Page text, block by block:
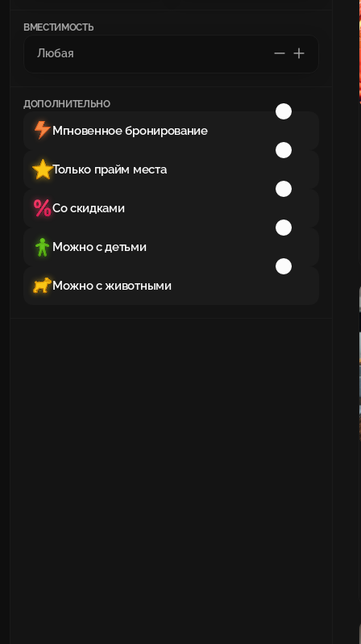
ВМЕСТИМОСТЬ
ДОПОЛНИТЕЛЬНО
Мгновенное бронирование
Только прайм места
Со скидками
Можно с детьми
Можно с животными